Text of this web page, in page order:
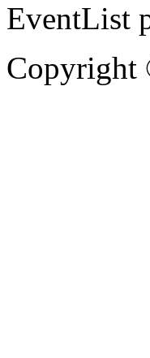
EventList
Copyright